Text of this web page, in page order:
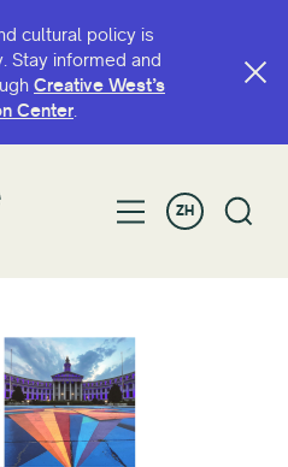
cultural policy is
Stay informed and
Creative West’s
Center.
ZH